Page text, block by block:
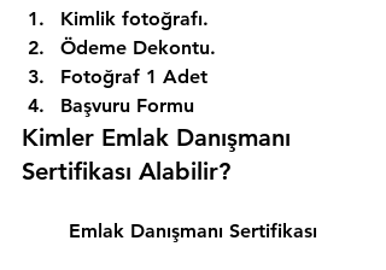
Kimlik fotoğrafı.
Ödeme Dekontu.
Fotoğraf 1 Adet
Başvuru Formu
Kimler Emlak Danışmanı
Sertifikası Alabilir?
Emlak Danışmanı Sertifikası